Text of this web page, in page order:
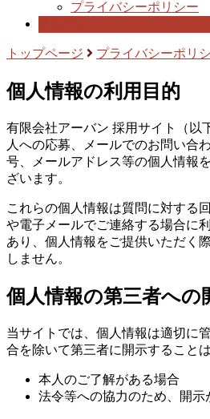
プライバシーポリシー
トップページ プライバシーポリ
個人情報の利用目的
有限会社アーバン 採用サイト（以
人への応募、メールでのお問い合
号、メールアドレス等の個人情報
ざいます。
これらの個人情報は質問に対する
や電子メールでご連絡する場合に
あり、個人情報をご提供いただく
しません。
個人情報の第三者への
当サイトでは、個人情報は適切に
合を除いて第三者に開示すること
本人のご了解がある場合
法令等への協力のため、開示